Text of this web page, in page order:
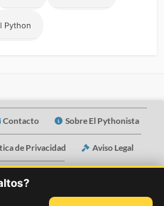
Python
Contacto Sobre El Pythonista
de Privacidad Aviso Legal